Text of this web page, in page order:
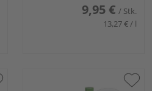
9,95 € / Stk.
13,27 € / l